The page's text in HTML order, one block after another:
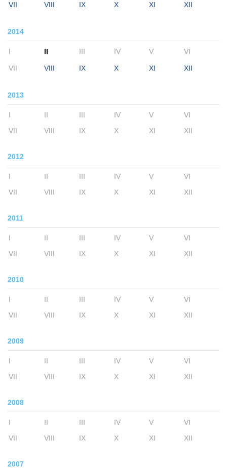
VII VIII IX X XI XII
2014
I II III IV V VI
VII VIII IX X XI XII
2013
I II III IV V
VI
VII
VIII IX X XI XII
2012
I II III IV V
VI
VII
VIII IX X XI XII
2011
I II III IV V
VI
VII
VIII IX X XI XII
2010
I II III IV V
VI
VII
VIII IX X XI XII
2009
I II III IV V
VI
VII
VIII IX X XI XII
2008
I II III IV V
VI
VII
VIII IX X XI XII
2007